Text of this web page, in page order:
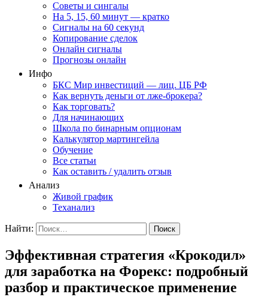
Советы и сингалы
На 5, 15, 60 минут — кратко
Сигналы на 60 секунд
Копирование сделок
Онлайн сигналы
Прогнозы онлайн
Инфо
БКС Мир инвестиций — лиц. ЦБ РФ
Как вернуть деньги от лже-брокера?
Как торговать?
Для начинающих
Школа по бинарным опционам
Калькулятор мартингейла
Обучение
Все статьи
Как оставить / удалить отзыв
Анализ
Живой график
Теханализ
Найти:
Эффективная стратегия «Крокодил»
для заработка на Форекс: подробный
разбор и практическое применение